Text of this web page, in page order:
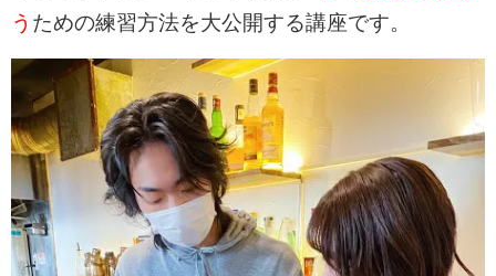
う ための練習方法を大公開する講座です。